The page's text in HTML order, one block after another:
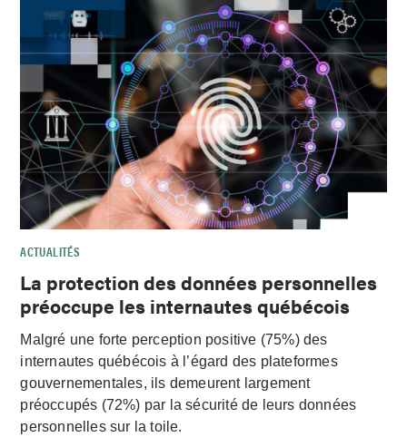
ACTUALITÉS
La protection des données personnelles
préoccupe les internautes québécois
Malgré une forte perception positive (75%) des
internautes québécois à l’égard des plateformes
gouvernementales, ils demeurent largement
préoccupés (72%) par la sécurité de leurs données
personnelles sur la toile.